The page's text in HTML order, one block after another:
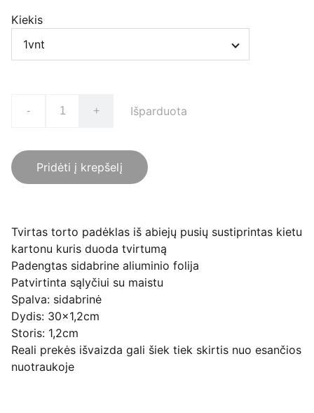
Kiekis
- + Išparduota
Pridėti į krepšelį
Tvirtas torto padėklas iš abiejų pusių sustiprintas kietu
kartonu kuris duoda tvirtumą
Padengtas sidabrine aliuminio folija
Patvirtinta sąlyčiui su maistu
Spalva: sidabrinė
Dydis: 30x1,2cm
Storis: 1,2cm
Reali prekės išvaizda gali šiek tiek skirtis nuo esančios
nuotraukoje